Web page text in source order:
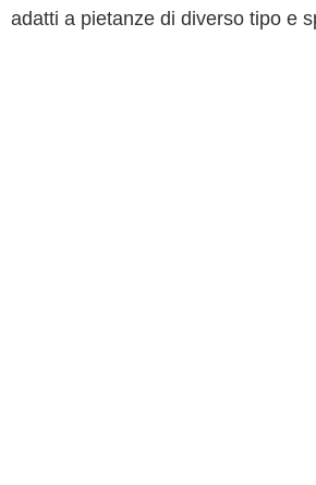
adatti a pietanze di diverso tipo e